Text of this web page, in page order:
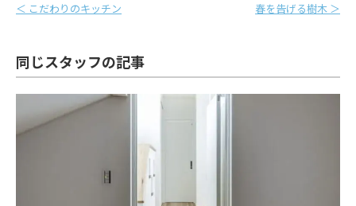
＜ こだわりのキッチン 春を告げる樹木 ＞
同じスタッフの記事